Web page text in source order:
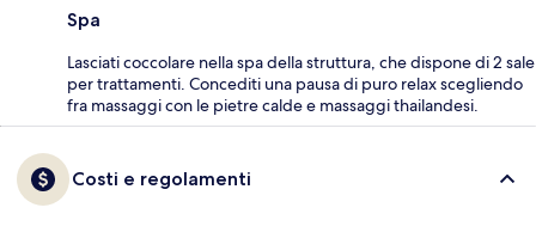
Spa
Lasciati coccolare nella spa della struttura, che dispone di 2 sale
per trattamenti. Concediti una pausa di puro relax scegliendo
fra massaggi con le pietre calde e massaggi thailandesi.
Costi e regolamenti